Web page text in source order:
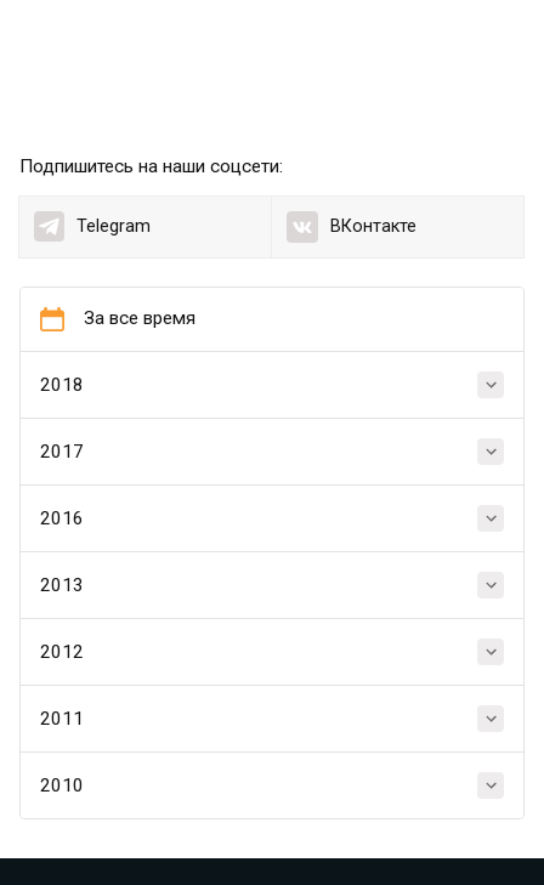
Подпишитесь на наши соцсети:
Telegram ВКонтакте
За все время
2018
2017
2016
2013
2012
2011
2010